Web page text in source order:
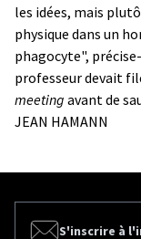
les idées, mais
physique dans un
phagocyte",
professeur devait
meeting avant de
JEAN HAMANN
S'inscrire à